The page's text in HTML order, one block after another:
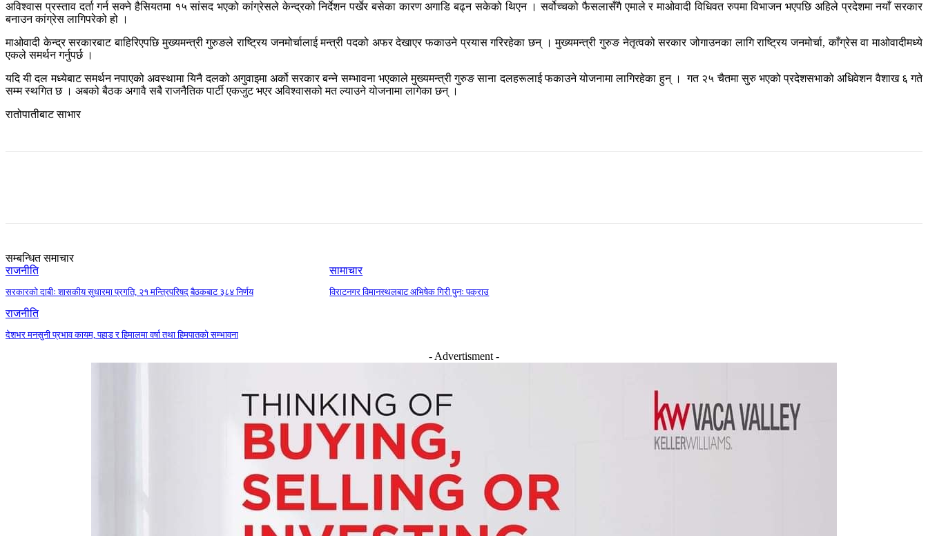
अविश्वास प्रस्ताव दर्ता गर्न सक्ने हैसियतमा १५ सांसद भएको कांग्रेसले केन्द्रको निर्देशन पर्खेर बसेका कारण अगाडि बढ्न सकेको थिएन । सर्वोच्चको फैसलासँगै एमाले र माओवादी विधिवत रुपमा विभाजन भएपछि अहिले प्रदेशमा नयाँ सरकार
बनाउन कांग्रेस लागिपरेको हो ।
माओवादी केन्द्र सरकारबाट बाहिरिएपछि मुख्यमन्त्री गुरुङले राष्ट्रिय जनमोर्चालाई मन्त्री पदको अफर देखाएर फकाउने प्रयास गरिरहेका छन् । मुख्यमन्त्री गुरुङ नेतृत्वको सरकार जोगाउनका लागि राष्ट्रिय जनमोर्चा, काँग्रेस वा माओवादीमध्ये
एकले समर्थन गर्नुपर्छ ।
यदि यी दल मध्येबाट समर्थन नपाएको अवस्थामा यिनै दलको अगुवाइमा अर्को सरकार बन्ने सम्भावना भएकाले मुख्यमन्त्री गुरुङ साना दलहरूलाई फकाउने योजनामा लागिरहेका हुन् । गत २५ चैतमा सुरु भएको प्रदेशसभाको अधिवेशन वैशाख ६ गते
सम्म स्थगित छ । अबको बैठक अगावै सबै राजनैतिक पार्टी एकजुट भएर अविश्वासको मत ल्याउने योजनामा लागेका छन् ।
रातोपातीबाट साभार
सम्बन्धित समाचार
राजनीति
सरकारको दाबीः शासकीय सुधारमा प्रगति, २१ मन्त्रिपरिषद् बैठकबाट ३८४ निर्णय
सामाचार
विराटनगर विमानस्थलबाट अभिषेक गिरी पुनः पक्राउ
राजनीति
देशभर मनसुनी प्रभाव कायम, पहाड र हिमालमा वर्षा तथा हिमपातको सम्भावना
- Advertisment -